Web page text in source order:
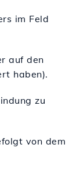
im Feld
auf den
haben).
zu
von dem